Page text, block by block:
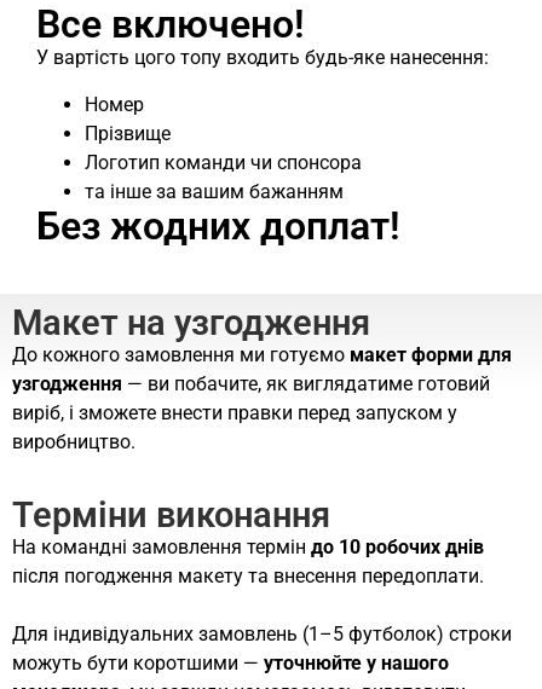
Все включено!
У вартість цого топу входить будь-яке нанесення:
Номер
Прізвище
Логотип команди чи спонсора
та інше за вашим бажанням
Без жодних доплат!
Макет на узгодження
До кожного замовлення ми готуємо макет форми для
узгодження — ви побачите, як виглядатиме готовий
виріб, і зможете внести правки перед запуском у
виробництво.
Терміни виконання
На командні замовлення термін до 10 робочих днів
після погодження макету та внесення передоплати.
Для індивідуальних замовлень (1–5 футболок) строки
можуть бути коротшими — уточнюйте у нашого